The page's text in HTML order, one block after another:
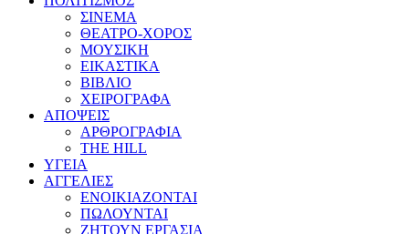
ΣΙΝΕΜΑ
ΘΕΑΤΡΟ-ΧΟΡΟΣ
ΜΟΥΣΙΚΗ
ΕΙΚΑΣΤΙΚΑ
ΒΙΒΛΙΟ
ΧΕΙΡΟΓΡΑΦΑ
ΑΠΟΨΕΙΣ
ΑΡΘΡΟΓΡΑΦΙΑ
THE HILL
ΥΓΕΙΑ
ΑΓΓΕΛΙΕΣ
ΕΝΟΙΚΙΑΖΟΝΤΑΙ
ΠΩΛΟΥΝΤΑΙ
ΖΗΤΟΥΝ ΕΡΓΑΣΙΑ